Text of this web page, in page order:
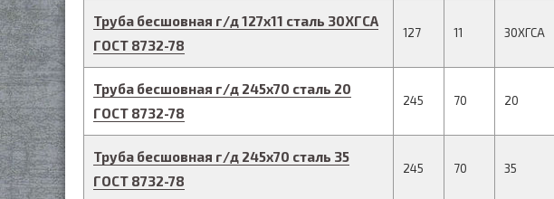
Труба бесшовная г/д127х11 сталь 30ХГСА
ГОСТ 8732-78
127 11 30ХГСА
Труба бесшовная г/д 245х70 сталь 20
ГОСТ 8732-78
245 70 20
Труба бесшовная г/д 245х70 сталь 35
ГОСТ 8732-78
245 70 35